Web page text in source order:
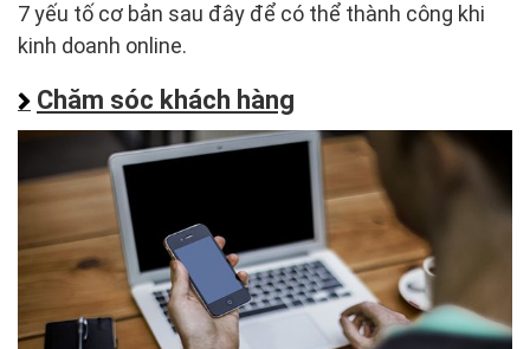
7 yếu tố cơ bản sau đây để có thể thành công khi
kinh doanh online.
Chăm sóc khách hàng